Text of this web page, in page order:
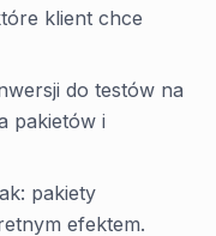
klient chce
do testów na
pakietów i
pakiety
efektem.